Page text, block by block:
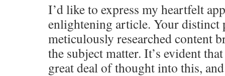
I’d like to express my heartfelt
enlightening article. Your distinct
meticulously researched content
the subject matter. It’s evident
great deal of thought into this,